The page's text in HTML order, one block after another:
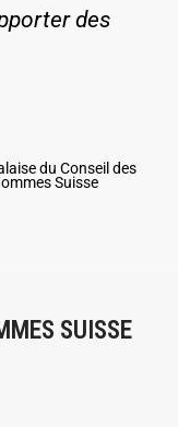
des
du Conseil des
Suisse
SUISSE